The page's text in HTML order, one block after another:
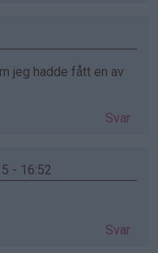
jeg hadde fått en av
Svar
- 16:52
Svar